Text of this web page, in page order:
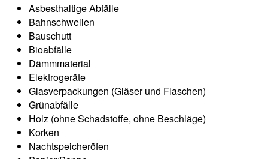
Asbesthaltige Abfälle
Bahnschwellen
Bauschutt
Bioabfälle
Dämmmaterial
Elektrogeräte
Glasverpackungen (Gläser und Flaschen)
Grünabfälle
Holz (ohne Schadstoffe, ohne Beschläge)
Korken
Nachtspeicheröfen